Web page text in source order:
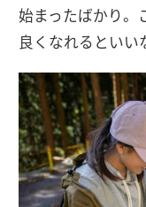
始まったばかり。
良くなれるといい